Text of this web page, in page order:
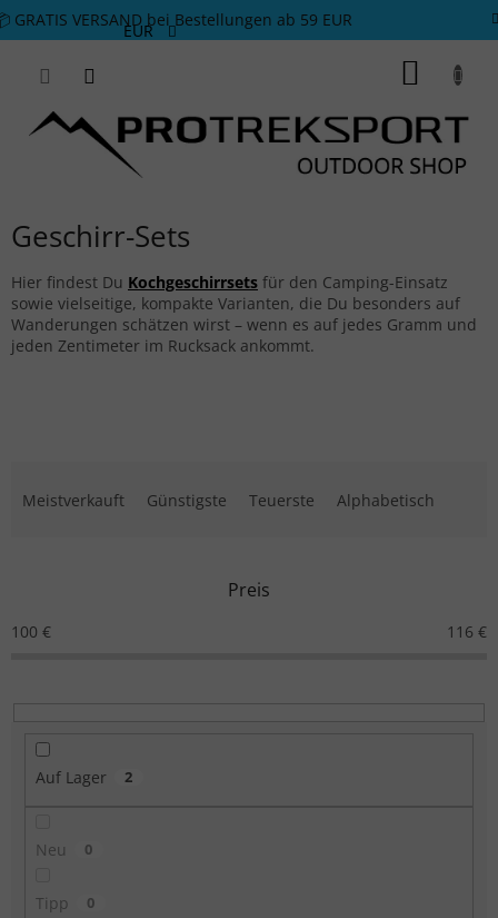
Zum Inhalt springen
GRATIS VERSAND bei Bestellungen ab 59 EUR
EUR
Geschirr-Sets
Hier findest Du Kochgeschirrsets für den Camping-Einsatz
sowie vielseitige, kompakte Varianten, die Du besonders auf
Wanderungen schätzen wirst – wenn es auf jedes Gramm und
jeden Zentimeter im Rucksack ankommt.
Meistverkauft Günstigste Teuerste Alphabetisch
Preis
100 € 116 €
Auf Lager 2
Neu 0
Tipp 0